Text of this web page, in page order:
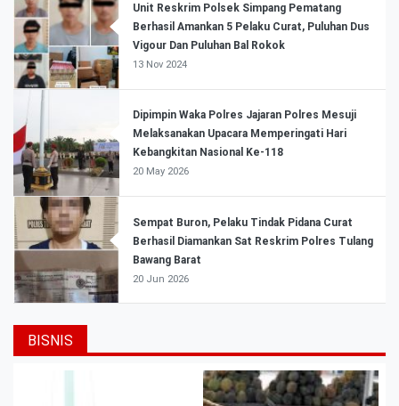
Unit Reskrim Polsek Simpang Pematang
Berhasil Amankan 5 Pelaku Curat, Puluhan Dus
Vigour Dan Puluhan Bal Rokok
13 Nov 2024
Dipimpin Waka Polres Jajaran Polres Mesuji
Melaksanakan Upacara Memperingati Hari
Kebangkitan Nasional Ke-118
20 May 2026
Sempat Buron, Pelaku Tindak Pidana Curat
Berhasil Diamankan Sat Reskrim Polres Tulang
Bawang Barat
20 Jun 2026
BISNIS